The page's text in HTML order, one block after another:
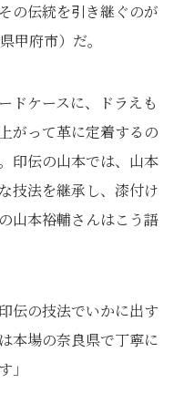
の伝統を引き継ぐのが
甲府市）だ。
ドケースに、ドラえも
がって革に定着するの
印伝の山本では、山本
技法を継承し、漆付け
山本裕輔さんはこう語
伝の技法でいかに出す
本場の奈良県で丁寧に
」